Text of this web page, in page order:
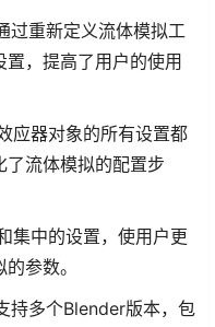
过重新定义流体模拟工
，提高了用户的使用
应器对象的所有设置都
流体模拟的配置步
集中的设置，使用户更
参数。
持多个Blender版本，包